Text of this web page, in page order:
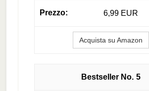
6,99 EUR
Acquista su Amazon
5